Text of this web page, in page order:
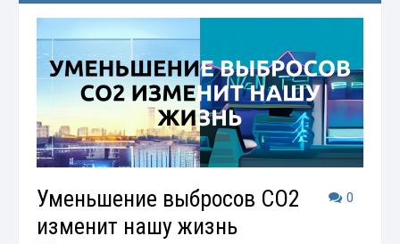
0
Уменьшение выбросов СО2
изменит нашу жизнь